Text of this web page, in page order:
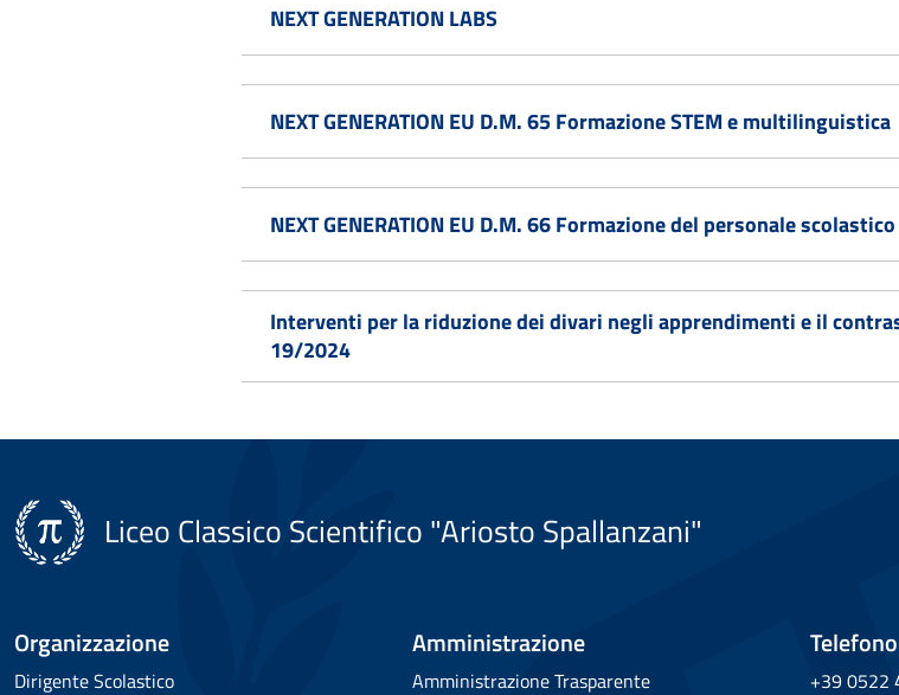
NEXT GENERATION LABS
NEXT GENERATION EU D.M. 65 Formazione STEM e multilinguistica
NEXT GENERATION EU D.M. 66 Formazione del personale
Interventi per la riduzione dei divari negli apprendimenti e il
19/2024
Liceo Classico Scientifico "Ariosto Spallanzani"
Organizzazione
Dirigente Scolastico
Amministrazione
Amministrazione Trasparente
Telefono
+39 0522